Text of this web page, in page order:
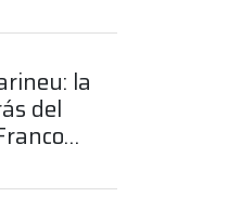
la
del